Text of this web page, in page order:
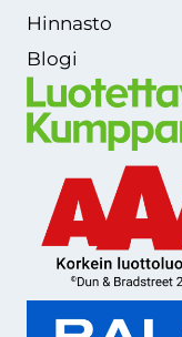
Hinnasto
Blogi